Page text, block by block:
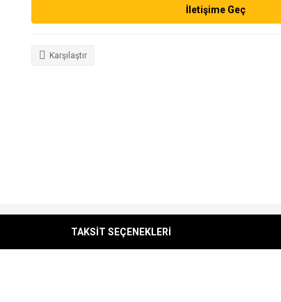
İletişime Geç
Karşılaştır
TAKSİT SEÇENEKLERİ